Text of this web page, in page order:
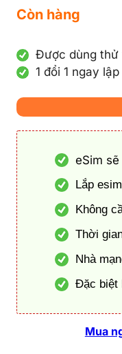
Còn hàng
Được dùng thử
1 đổi 1 ngay
eSim
Lắp
Không
Thời
Nhà
Đặc biệt
Mua